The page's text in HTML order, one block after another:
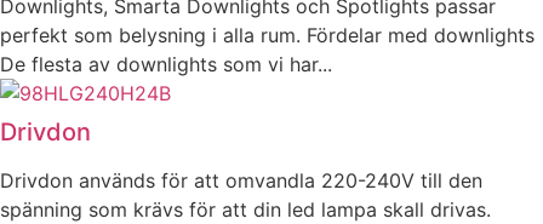
Downlights, Smarta Downlights och Spotlights passar
perfekt som belysning i alla rum. Fördelar med downlights
De flesta av downlights som vi har...
Drivdon
Drivdon används för att omvandla 220-240V till den
spänning som krävs för att din led lampa skall drivas.